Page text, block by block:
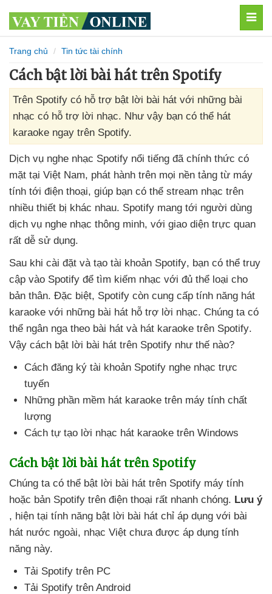
Trang chủ Tin tức tài chính
Cách bật lời bài hát trên Spotify
Trên Spotify có hỗ trợ bật lời bài hát với những bài
nhạc có hỗ trợ lời nhạc. Như vậy bạn có thể hát
karaoke ngay trên Spotify.
Dịch vụ nghe nhạc Spotify nổi tiếng đã chính thức có
mặt tại Việt Nam, phát hành trên mọi nền tảng từ máy
tính tới điện thoại, giúp bạn có thể stream nhạc trên
nhiều thiết bị khác nhau. Spotify mang tới người dùng
dịch vụ nghe nhạc thông minh, với giao diện trực quan
rất dễ sử dụng.
Sau khi cài đặt và tạo tài khoản Spotify, bạn có thể truy
cập vào Spotify để tìm kiếm nhạc với đủ thể loại cho
bản thân. Đặc biệt, Spotify còn cung cấp tính năng hát
karaoke với những bài hát hỗ trợ lời nhạc. Chúng ta có
thể ngân nga theo bài hát và hát karaoke trên Spotify.
Vậy cách bật lời bài hát trên Spotify như thế nào?
Cách đăng ký tài khoản Spotify nghe nhạc trực
tuyến
Những phần mềm hát karaoke trên máy tính chất
lượng
Cách tự tạo lời nhạc hát karaoke trên Windows
Cách bật lời bài hát trên Spotify
Chúng ta có thể bật lời bài hát trên Spotify máy tính
hoặc bản Spotify trên điện thoại rất nhanh chóng. Lưu ý
, hiện tại tính năng bật lời bài hát chỉ áp dụng với bài
hát nước ngoài, nhạc Việt chưa được áp dụng tính
năng này.
Tải Spotify trên PC
Tải Spotify trên Android